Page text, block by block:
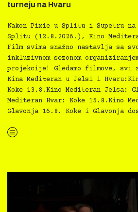
turneju na Hvaru
Nakon Pixie u Splitu i Supetru na
Splitu (12.8.2026.), Kino
Film svima snažno nastavlja sa
inkluzivnom sezonom
projekcije! Gledamo filmove, svi
Kina Mediteran u Jelsi i
Koke 13.8.Kino Mediteran Jelsa:
Mediteran Hvar: Koke 15.8.Kino
Glavonja 16.8. Koke i Glavonja
“Kino Mediteran i Film svima nastavljaju inkluzivnu turneju na Hvaru”